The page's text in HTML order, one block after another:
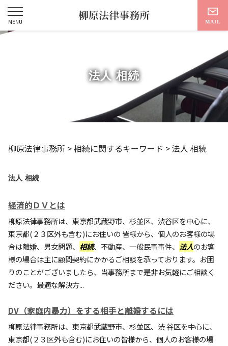
法人 相続
柳原法律事務所 >相続に関するキーワード >法人 相続
法人 相続
経済的ＤＶとは
柳原法律事務所は、東京都武蔵野市、杉並区、渋谷区を中心に、
東京都(２３区外も含む)にお住いの 皆様から、個人のお客様の場
合は離婚、男女問題、 相続、不動産、一般民事事件、 法人のお客
様の場合は主に顧問契約にかかるご相談を承っております。お困
りのことがございましたら、当事務所まで是非お気軽にご相談く
ださい。最適な解決方...
DV（家庭内暴力）をする相手と離婚するには
柳原法律事務所は、東京都武蔵野市、杉並区、渋 谷区を中心に、
東京都(２３区外も含む)にお住いの皆様から、個人のお客様の場